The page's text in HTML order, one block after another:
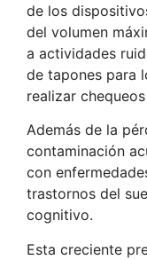
de los
del volumen
a actividades
de tapones para
realizar
Además de la
contaminación
con
trastornos del
cognitivo.
Esta creciente